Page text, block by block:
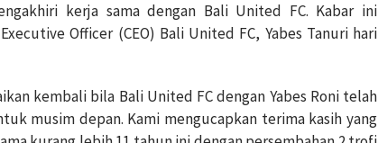
kerja sama dengan Bali United FC. Kabar ini
Officer (CEO) Bali United FC, Yabes Tanuri hari
kembali bila Bali United FC dengan Yabes Roni telah
musim depan. Kami mengucapkan terima kasih yang